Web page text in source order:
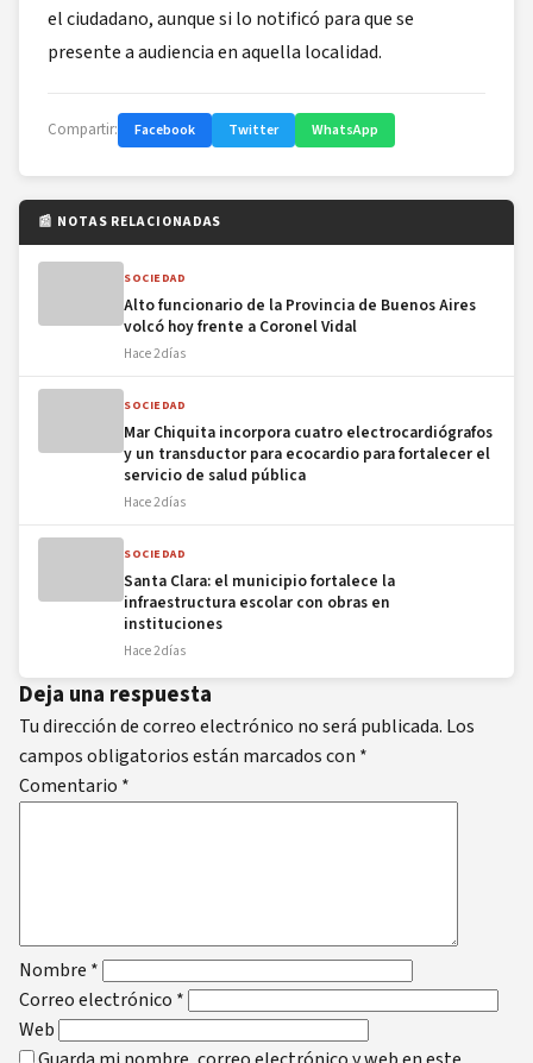
el ciudadano, aunque si lo notificó para que se
presente a audiencia en aquella localidad.
Compartir: Facebook Twitter WhatsApp
📰 NOTAS RELACIONADAS
SOCIEDAD
Alto funcionario de la Provincia de Buenos Aires
volcó hoy frente a Coronel Vidal
Hace 2 días
SOCIEDAD
Mar Chiquita incorpora cuatro electrocardiógrafos
y un transductor para ecocardio para fortalecer el
servicio de salud pública
Hace 2 días
SOCIEDAD
Santa Clara: el municipio fortalece la
infraestructura escolar con obras en
instituciones
Hace 2 días
Deja una respuesta
Tu dirección de correo electrónico no será publicada. Los
campos obligatorios están marcados con *
Comentario *
Nombre *
Correo electrónico *
Web